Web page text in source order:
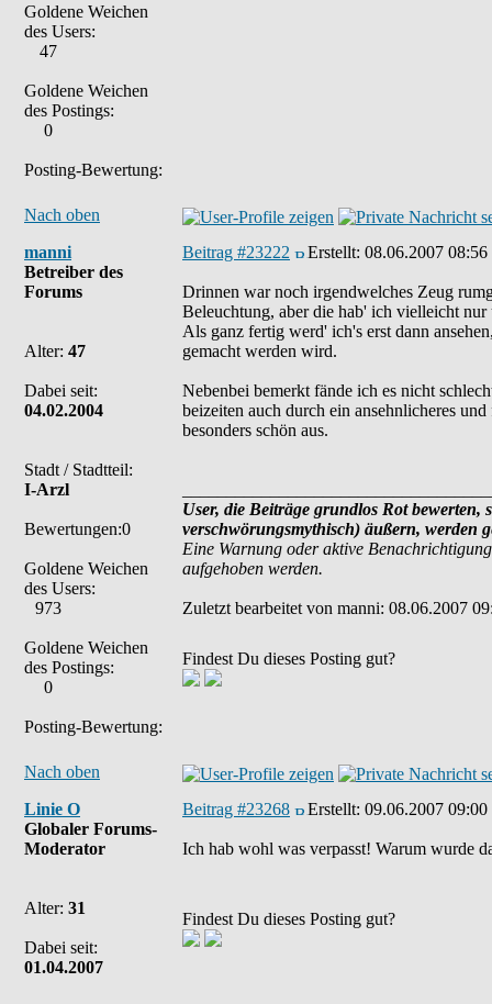
Goldene Weichen
des Users:
47
Goldene Weichen
des Postings:
0
Posting-Bewertung:
Nach oben
manni
Betreiber des
Forums
Alter: 47
Dabei seit:
04.02.2004
Stadt / Stadtteil:
I-Arzl
Bewertungen:0
Goldene Weichen
des Users:
973
Goldene Weichen
des Postings:
0
Posting-Bewertung:
Beitrag #23222 Erstellt: 08.06.2007 08:56
Drinnen war noch irgendwelches Zeug
Beleuchtung, aber die hab' ich vielleicht nur
Als ganz fertig werd' ich's erst dann
gemacht werden wird.
Nebenbei bemerkt fände ich es nicht
beizeiten auch durch ein ansehnlicheres
besonders schön aus.
User, die Beiträge grundlos Rot
verschwörungsmythisch) äußern, werden
Eine Warnung oder aktive
aufgehoben werden.
Zuletzt bearbeitet von manni: 08.06.2007
Findest Du dieses Posting gut?
Nach oben
Linie O
Globaler Forums-
Moderator
Alter: 31
Dabei seit:
01.04.2007
Beitrag #23268 Erstellt: 09.06.2007 09:00
Ich hab wohl was verpasst! Warum wurde
Findest Du dieses Posting gut?